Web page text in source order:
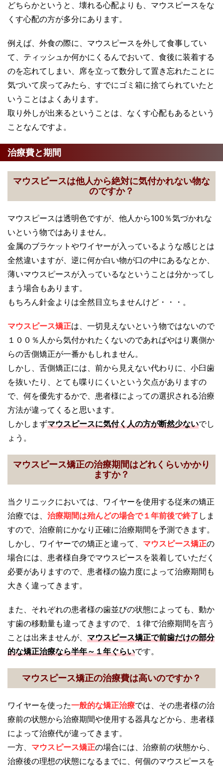
どちらかというと、壊れる心配よりも、マウスピースをな
くす心配の方が多分にあります。
例えば、外食の際に、マウスピースを外して食事してい
て、ティッシュか何かにくるんでおいて、食後に装着する
のを忘れてしまい、席を立って数分して置き忘れたことに
気づいて戻ってみたら、すでにゴミ箱に捨てられていたと
いうことはよくあります。
取り外しが出来るということは、なくす心配もあるという
ことなんですよ。
治療費と期間
マウスピースは他人から絶対に気付かれない物な
のですか？
マウスピースは透明色ですが、他人から100％気づかれな
いという物ではありません。
金属のブラケットやワイヤーが入っているような感じとは
全然違いますが、逆に何か白い物が口の中にあるなとか、
薄いマウスピースが入っているなということは分かってし
まう場合もあります。
もちろん針金よりは全然目立ちませんけど・・・。
マウスピース矯正は、一切見えないという物ではないので
１００％人から気付かれたくないのであればやはり裏側か
らの舌側矯正が一番かもしれません。
しかし、舌側矯正には、前から見えない代わりに、小臼歯
を抜いたり、とても喋りにくいという欠点がありますの
で、何を優先するかで、患者様によっての選択される治療
方法が違ってくると思います。
しかしまずマウスピースに気付く人の方が断然少ないでし
ょう。
マウスピース矯正の治療期間はどれくらいかかり
ますか？
当クリニックにおいては、ワイヤーを使用する従来の矯正
治療では、 治療期間は殆んどの場合で１年前後で終了 しま
すので、治療前にかなり正確に治療期間を予測できます。
しかし、ワイヤーでの矯正と違って、 マウスピース矯正の
場合には、患者様自身でマウスピースを装着していただく
必要がありますので、患者様の協力度によって治療期間も
大きく違ってきます。
また、それぞれの患者様の歯並びの状態によっても、動か
す歯の移動量も違ってきますので、１律で治療期間を言う
ことは出来ませんが、 マウスピース矯正で前歯だけの部分
的な矯正治療なら半年～１年ぐらいです。
マウスピース矯正の治療費は高いのですか？
ワイヤーを使った一般的な矯正治療では、その患者様の治
療前の状態から治療期間や使用する器具などから、患者様
によって治療代が違ってきます。
一方、 マウスピース矯正の場合には、治療前の状態から、
治療後の理想の状態になるまでに、何個のマウスピースを